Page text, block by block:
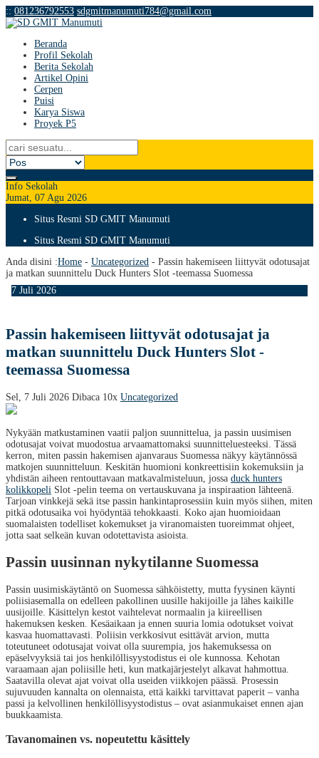
:: 081236792553 sdgmitmanumuti784@gmail.com
Beranda
Profil Sekolah
Berita Sekolah
Artikel Opini
Cerpen
Puisi
Karya Siswa
Proyek P5
Info Sekolah
Jumat, 07 Agu 2026
Situs Resmi SD GMIT Manumuti
Situs Resmi SD GMIT Manumuti
Anda disini :Home - Uncategorized - Passin hakemiseen liittyvät odotusajat
ja matkan suunnittelu Duck Hunters Slot -teemassa Suomessa
7 Juli 2026
Passin hakemiseen liittyvät odotusajat ja
matkan suunnittelu Duck Hunters Slot -
teemassa Suomessa
Sel, 7 Juli 2026 Dibaca 10x Uncategorized
Nykyään matkustaminen vaatii paljon suunnittelua, ja passin uusimisen
odotusajat voivat muodostua arvaamattomaksi suunnitteluesteeksi. Tässä
kerron, miten passin hakemisen ajanvaraus Suomessa näkyy käytännössä
matkojen suunnitteluun. Keskitän huomioni konkreettisiin kokemuksiin ja
yhdistän aiheen rentouttavaan matkavalmisteluun, jossa duck hunters
kolikkopeli Slot -pelin teema on vertauskuvana ja inspiraation lähteenä.
Tarjoan vinkkejä sekä itse passin hankintaprosessiin kuin myös siihen, miten
pitkä odotusaika voi hyödyntää tehokkaasti. Koko ajan huomioidaan
suomalaisten todelliset kokemukset ja viranomaisten tuoreimmat ohjeet,
jotta saat selkeän kuvan odotettavista asioista.
Passin uusinnan nykytilanne Suomessa
Passin uusimiskäytäntö on Suomessa sähköistetty, mutta fyysinen käynti
poliisiasemalla on edelleen pakollinen uusille hakijoille ja lähes kaikille
uusijoille. Käsittelyn kestot vaihtelevat normaalin ja kiireellisen
hakemuksen kesken. Kesäaikaan ja ennen suuria lomia odotukset voivat
kasvaa huomattavasti. Poliisin verkkosivut esittävät arvion, mutta
toteutuneet odotusajat voivat olla suurempia, jos hakemuksessa on
epäselvyyksiä tai jos henkilöllisyystodistus ei ole kunnossa. Kehotan
varaamaan ajan poliisille heti, kun matkajärjestelyt alkavat hahmottua.
Saatavilla olevat ajat voivat olla useiden viikkojen päässä. Prosessin
sujuvuuden kannalta on olennaista, että kaikki tarvittavat paperit – vanha
passi ja kelvollinen henkilöllisyystodistus – ovat asianmukaiset ennen ajan
buukkaamista.
Tavanomainen vs. nopeutettu käsittely